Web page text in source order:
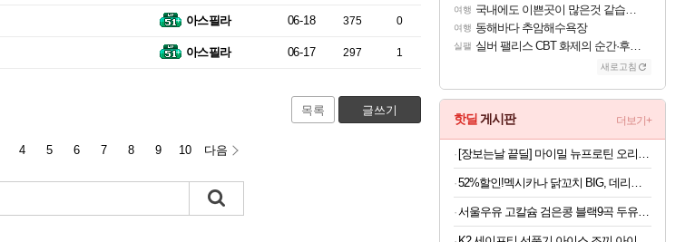
아스필라 06-18 375 0
아스필라 06-17 297 1
목록 글쓰기
4 5 6 7 8 9 10 다음
여행 국내에도 이쁜곳이 많은것 같습니다
여행 동해바다 추암해수욕장
실팰 실버 팰리스 CBT 화제의 순간·후기 모음
새로고침
핫딜 게시판 더보기+